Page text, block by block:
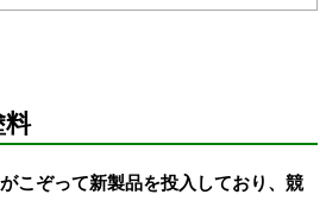
料
こぞって新製品を投入しており、競